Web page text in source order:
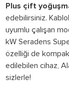
Plus çift
edebilirsiniz.
uyumlu çalışan
kW Seradens
özelliği de
edilebilen cihaz,
sizlerle!